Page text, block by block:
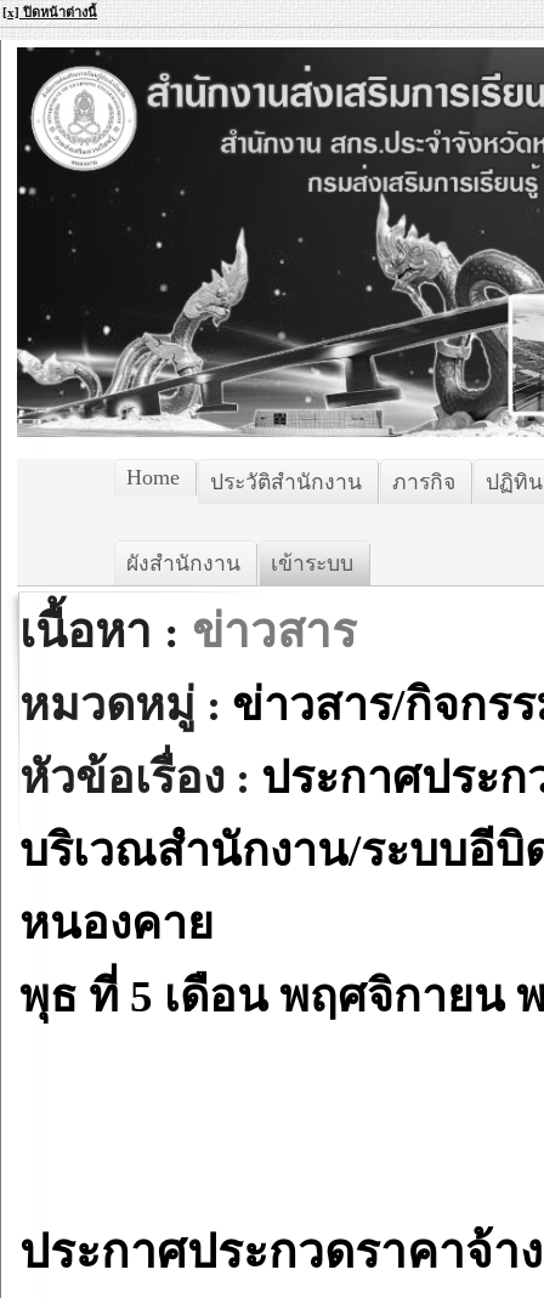
[x] ปิดหน้าต่างนี้
Home ประวัติสำนักงาน ภารกิจ ปฏิทิ
ผังสำนักงาน เข้าระบบ
เนื้อหา : ข่าวสาร
หมวดหมู่ : ข่าวสาร/กิจกร
หัวข้อเรื่อง : ประกาศประก
บริเวณสำนักงาน/ระบบอีบิ
หนองคาย
พุธ ที่ 5 เดือน พฤศจิกายน
ประกาศประกวดราคาจ้า